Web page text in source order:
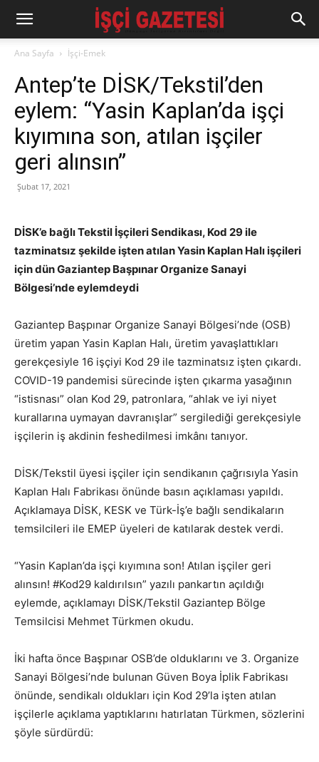
Ana Sayfa İşçi-Emek
Antep’te DİSK/Tekstil’den
eylem: “Yasin Kaplan’da işçi
kıyımına son, atılan işçiler
geri alınsın”
Şubat 17, 2021
DİSK’e bağlı Tekstil İşçileri Sendikası, Kod 29 ile
tazminatsız şekilde işten atılan Yasin Kaplan Halı işçileri
için dün Gaziantep Başpınar Organize Sanayi
Bölgesi’nde eylemdeydi
Gaziantep Başpınar Organize Sanayi Bölgesi’nde (OSB)
üretim yapan Yasin Kaplan Halı, üretim yavaşlattıkları
gerekçesiyle 16 işçiyi Kod 29 ile tazminatsız işten çıkardı.
COVID-19 pandemisi sürecinde işten çıkarma yasağının
“istisnası” olan Kod 29, patronlara, “ahlak ve iyi niyet
kurallarına uymayan davranışlar” sergilediği gerekçesiyle
işçilerin iş akdinin feshedilmesi imkânı tanıyor.
DİSK/Tekstil üyesi işçiler için sendikanın çağrısıyla Yasin
Kaplan Halı Fabrikası önünde basın açıklaması yapıldı.
Açıklamaya DİSK, KESK ve Türk-İş’e bağlı sendikaların
temsilcileri ile EMEP üyeleri de katılarak destek verdi.
“Yasin Kaplan’da işçi kıyımına son! Atılan işçiler geri
alınsın! #Kod29 kaldırılsın” yazılı pankartın açıldığı
eylemde, açıklamayı DİSK/Tekstil Gaziantep Bölge
Temsilcisi Mehmet Türkmen okudu.
İki hafta önce Başpınar OSB’de olduklarını ve 3. Organize
Sanayi Bölgesi’nde bulunan Güven Boya İplik Fabrikası
önünde, sendikalı oldukları için Kod 29’la işten atılan
işçilerle açıklama yaptıklarını hatırlatan Türkmen, sözlerini
şöyle sürdürdü: